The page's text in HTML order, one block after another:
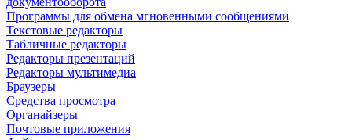
Программы для обмена мгновенными сообщениями
Текстовые редакторы
Табличные редакторы
Редакторы презентаций
Редакторы мультимедиа
Браузеры
Средства просмотра
Органайзеры
Почтовые приложения